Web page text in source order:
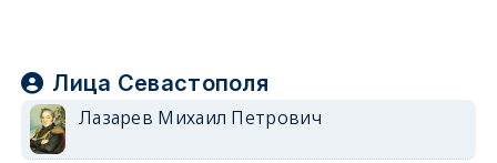
Лица Севастополя
Лазарев Михаил Петрович